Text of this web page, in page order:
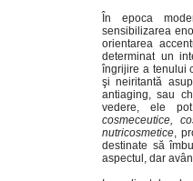
În epoca
sensibilizarea
orientarea
determinat un
îngrijire a tenului
şi neiritantă
antiaging, sau
vedere, ele
cosmeceutice,
nutricosmetice,
destinate să
aspectul, dar